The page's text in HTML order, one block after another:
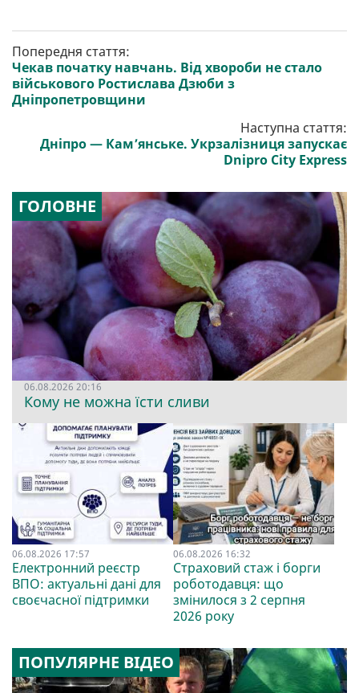
Попередня стаття:
Чекав початку навчань. Від хвороби не стало
військового Ростислава Дзюби з
Дніпропетровщини
Наступна стаття:
Дніпро — Камʼянське. Укрзалізниця запускає
Dnipro City Express
ГОЛОВНЕ
06.08.2026 20:16
Кому не можна їсти сливи
06.08.2026 17:57
Електронний реєстр
ВПО: актуальні дані для
своєчасної підтримки
06.08.2026 16:32
Страховий стаж і борги
роботодавця: що
змінилося з 2 серпня
2026 року
ПОПУЛЯРНЕ ВІДЕО